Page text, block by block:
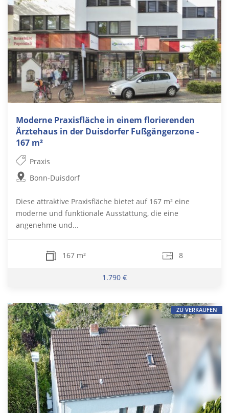
Moderne Praxisfläche in einem florierenden
Ärztehaus in der Duisdorfer Fußgängerzone -
167 m²
Praxis
Bonn-Duisdorf
Diese attraktive Praxisfläche bietet auf 167 m² eine
moderne und funktionale Ausstattung, die eine
angenehme und...
167 m² 8
1.790 €
ZU VERKAUFEN